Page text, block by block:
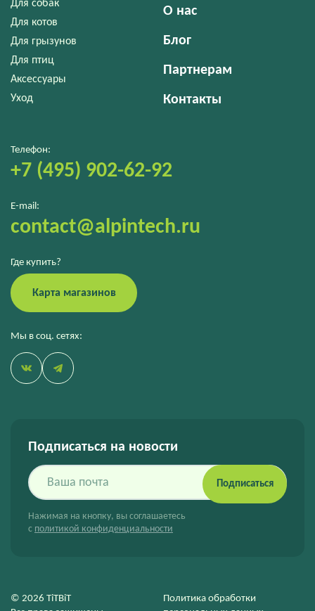
Телефон:
+7 (495) 902-62-92
E-mail:
contact@alpintech.ru
Мы в соц. сетях:
Где купить?
Карта магазинов
Для собак
Для котов
Для грызунов
Для птиц
Аксессуары
Уход
О нас
Блог
Партнерам
Контакты
Подписаться на новости
Подписаться
Нажимая на кнопку, вы соглашаетесь
с политикой конфиденциальности
© 2026 TiTBiT
Политика обработки